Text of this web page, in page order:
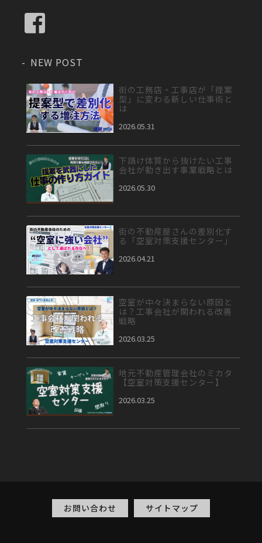
NEW POST
街の工務店・工事店が「提案
型」に変わる新しい仕事術と
は
2026.05.31
下請け体質から抜けたい工事
会社が動き出す事業戦略とは
2026.05.30
街の不動産屋さんの差別化す
る「空室対策支援センター」
2026.04.21
空室が中々決まらない原因と
は？工事会社が関われる改善
戦略
2026.03.25
地元不動産管理会社のミカタ
【空室対策支援センター】
2026.03.25
お問い合わせ サイトマップ